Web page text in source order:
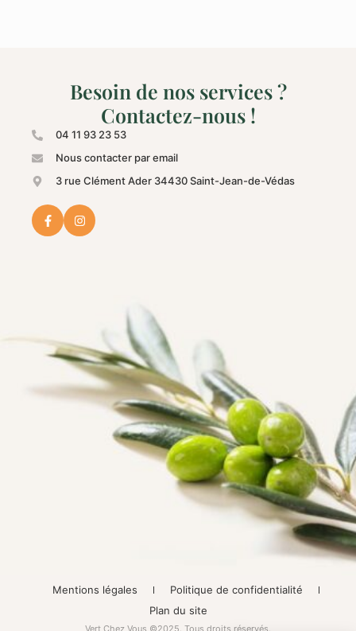
Besoin de nos services ?
Contactez-nous !
04 11 93 23 53
Nous contacter par email
3 rue Clément Ader 34430 Saint-Jean-de-Védas
Mentions légales
Politique de confidentialité
Plan du site